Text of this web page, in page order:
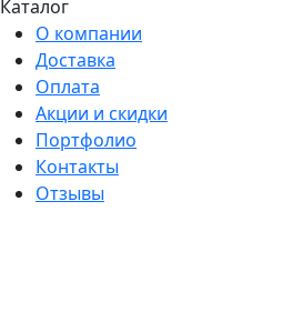
Каталог
О компании
Доставка
Оплата
Акции и скидки
Портфолио
Контакты
Отзывы